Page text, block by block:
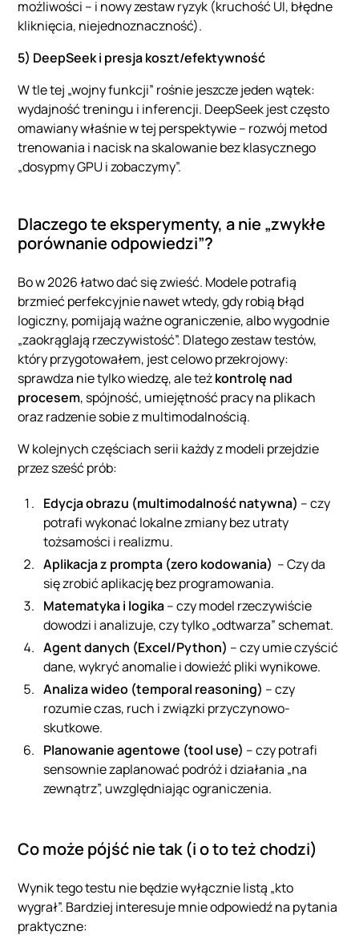
możliwości – i nowy zestaw ryzyk (kruchość UI, błędne
kliknięcia, niejednoznaczność).
5) DeepSeek i presja koszt/efektywność
W tle tej „wojny funkcji” rośnie jeszcze jeden wątek:
wydajność treningu i inferencji. DeepSeek jest często
omawiany właśnie w tej perspektywie – rozwój metod
trenowania i nacisk na skalowanie bez klasycznego
„dosypmy GPU i zobaczymy”.
Dlaczego te eksperymenty, a nie „zwykłe
porównanie odpowiedzi”?
Bo w 2026 łatwo dać się zwieść. Modele potrafią
brzmieć perfekcyjnie nawet wtedy, gdy robią błąd
logiczny, pomijają ważne ograniczenie, albo wygodnie
„zaokrąglają rzeczywistość”. Dlatego zestaw testów,
który przygotowałem, jest celowo przekrojowy:
sprawdza nie tylko wiedzę, ale teżkontrolę nad
procesem, spójność, umiejętność pracy na plikach
oraz radzenie sobie z multimodalnością.
W kolejnych częściach serii każdy z modeli przejdzie
przez sześć prób:
Edycja obrazu (multimodalność natywna) – czy
potrafi wykonać lokalne zmiany bez utraty
tożsamości i realizmu.
Aplikacja z prompta (zero kodowania) – Czy da
się zrobić aplikację bez programowania.
Matematyka i logika– czy model rzeczywiście
dowodzi i analizuje, czy tylko „odtwarza” schemat.
Agent danych (Excel/Python) – czy umie czyścić
dane, wykryć anomalie i dowieźć pliki wynikowe.
Analiza wideo (temporal reasoning) – czy
rozumie czas, ruch i związki przyczynowo-
skutkowe.
Planowanie agentowe (tool use) – czy potrafi
sensownie zaplanować podróż i działania „na
zewnątrz”, uwzględniając ograniczenia.
Co może pójść nie tak (i o to też chodzi)
Wynik tego testu nie będzie wyłącznie listą „kto
wygrał”. Bardziej interesuje mnie odpowiedź na pytania
praktyczne: